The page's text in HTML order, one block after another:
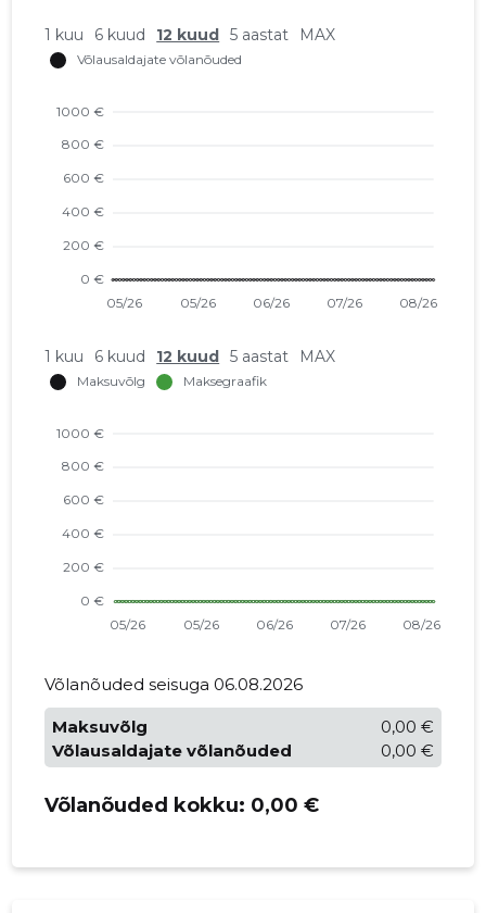
1 kuu 6 kuud 12 kuud 5 aastat MAX
1 kuu 6 kuud 12 kuud 5 aastat MAX
Võlanõuded seisuga 06.08.2026
Maksuvõlg
0,00 €
Võlausaldajate võlanõuded
0,00 €
Võlanõuded kokku: 0,00 €